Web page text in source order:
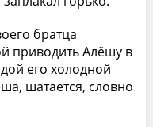
братца
приводить Алёшу в
его холодной
шатается, словно